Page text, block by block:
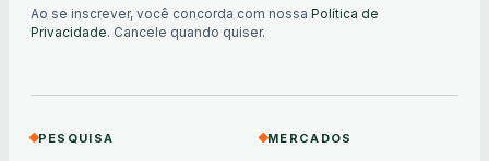
Ao se inscrever, você concorda com nossa Política de
Privacidade. Cancele quando quiser.
PESQUISA MERCADOS